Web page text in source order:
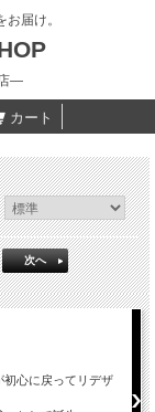
届け。
―
カート
次へ
初心に戻ってリデザ